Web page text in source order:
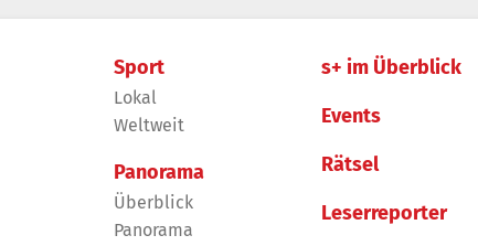
Sport
Lokal
Weltweit
Panorama
Überblick
Panorama
s+ im Überblick
Events
Rätsel
Leserreporter